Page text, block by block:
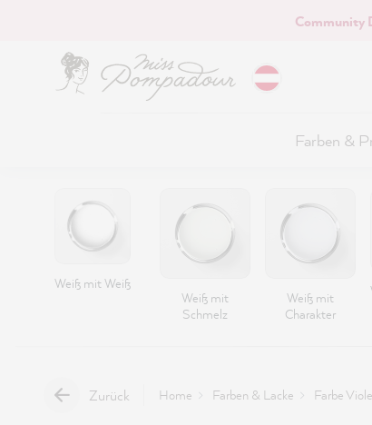
Community
Farben &
Weiß mit Weiß
Weiß mit
Schmelz
Weiß mit
Charakter
Zurück Home Farben & Lacke Farbe